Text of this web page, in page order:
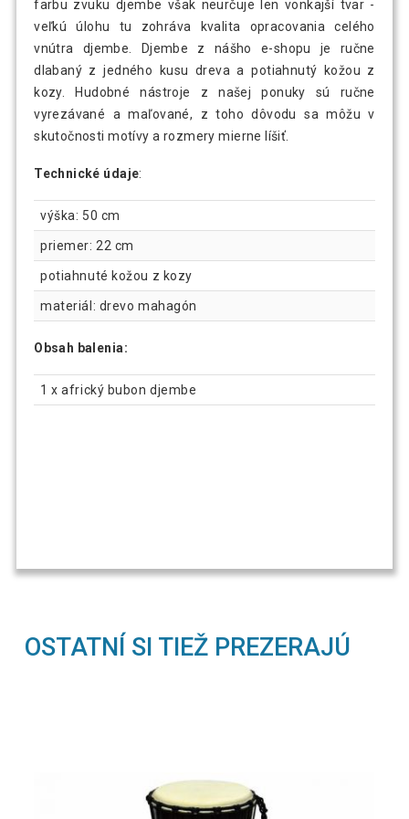
farbu zvuku djembe však neurčuje len vonkajší tvar -
veľkú úlohu tu zohráva kvalita opracovania celého
vnútra djembe. Djembe z nášho e-shopu je ručne
dlabaný z jedného kusu dreva a potiahnutý kožou z
kozy. Hudobné nástroje z našej ponuky sú ručne
vyrezávané a maľované, z toho dôvodu sa môžu v
skutočnosti motívy a rozmery mierne líšiť.
Technické údaje:
výška: 50 cm
priemer: 22 cm
potiahnuté kožou z kozy
materiál: drevo mahagón
Obsah balenia:
1 x africký bubon djembe
OSTATNÍ SI TIEŽ PREZERAJÚ